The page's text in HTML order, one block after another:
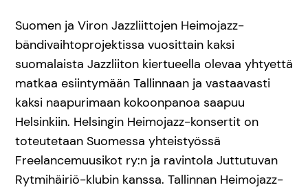
Suomen ja Viron Jazzliittojen Heimojazz-
bändivaihtoprojektissa vuosittain kaksi
suomalaista Jazzliiton kiertueella olevaa yhtyettä
matkaa esiintymään Tallinnaan ja vastaavasti
kaksi naapurimaan kokoonpanoa saapuu
Helsinkiin. Helsingin Heimojazz-konsertit on
toteutetaan Suomessa yhteistyössä
Freelancemuusikot ry:n ja ravintola Juttutuvan
Rytmihäiriö-klubin kanssa. Tallinnan Heimojazz-